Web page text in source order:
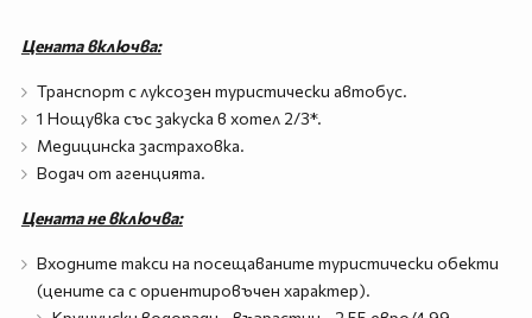
Цената включва:
Транспорт с луксозен туристически автобус.
1 Нощувка със закуска в хотел 2/3*.
Медицинска застраховка.
Водач от агенцията.
Цената не включва:
Входните такси на посещаваните туристически обекти
(цените са с ориентировъчен характер).